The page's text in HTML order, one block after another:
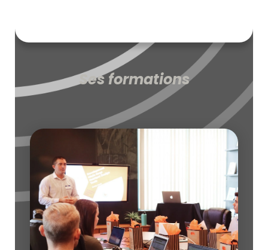
Ses formations